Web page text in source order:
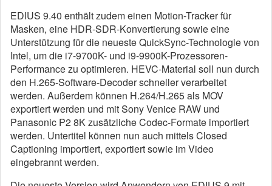
EDIUS 9.40 enthält zudem einen Motion-Tracker für
Masken, eine HDR-SDR-Konvertierung sowie eine
Unterstützung für die neueste QuickSync-Technologie von
Intel, um die i7-9700K- und i9-9900K-Prozessoren-
Performance zu optimieren. HEVC-Material soll nun durch
den H.265-Software-Decoder schneller verarbeitet
werden. Außerdem können H.264/H.265 als MOV
exportiert werden und mit Sony Venice RAW und
Panasonic P2 8K zusätzliche Codec-Formate importiert
werden. Untertitel können nun auch mittels Closed
Captioning importiert, exportiert sowie im Video
eingebrannt werden.